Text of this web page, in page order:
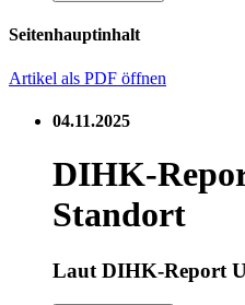
Seitenhauptinhalt
Artikel als PDF öffnen
04.11.2025
DIHK-
Standort
Laut DIHK-Report